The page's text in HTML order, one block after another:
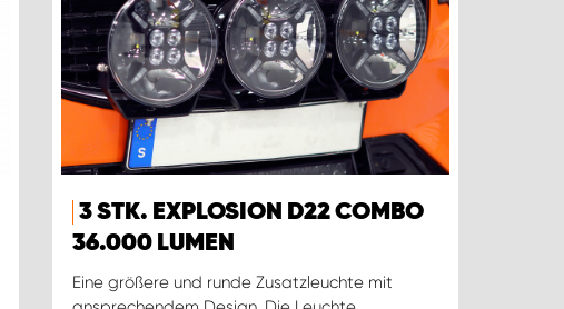
3 STK. EXPLOSION D22 COMBO
36.000 LUMEN
Eine größere und runde Zusatzleuchte mit